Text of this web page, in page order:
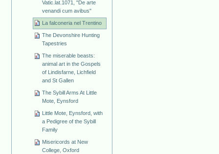
Vatic.lat.1071, "De arte
venandi cum avibus"
La falconeria nel Trentino
The Devonshire Hunting
Tapestries
The miserable beasts:
animal art in the Gospels
of Lindisfarne, Lichfield
and St Gallen
The Sybill Arms At Little
Mote, Eynsford
Little Mote, Eynsford, with
a Pedigree of the Sybill
Family
Misericords at New
College, Oxford